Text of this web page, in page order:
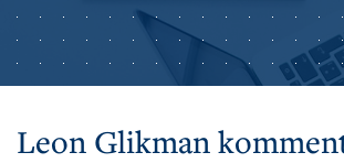
Leon Glikman